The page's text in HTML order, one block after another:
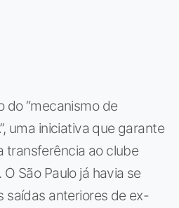
do “mecanismo de
uma iniciativa que garante
transferência ao clube
São Paulo já havia se
saídas anteriores de ex-